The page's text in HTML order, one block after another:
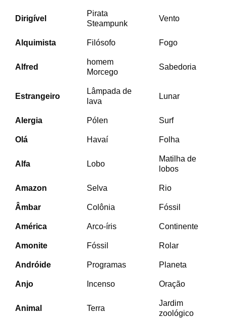
Dirigível
Pirata
Steampunk
Vento
Alquimista Filósofo Fogo
Alfred
homem
Morcego
Sabedoria
Estrangeiro
Lâmpada de
lava
Lunar
Alergia Pólen Surf
Olá Havaí Folha
Alfa Lobo
Matilha de
lobos
Amazon Selva Rio
Âmbar Colônia Fóssil
América Arco-íris Continente
Amonite Fóssil Rolar
Andróide Programas Planeta
Anjo Incenso Oração
Animal Terra
Jardim
zoológico